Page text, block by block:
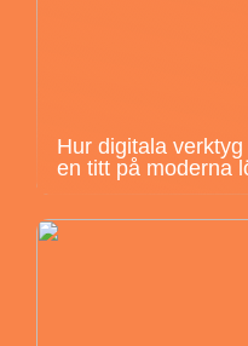
Hur digitala
en titt på moderna